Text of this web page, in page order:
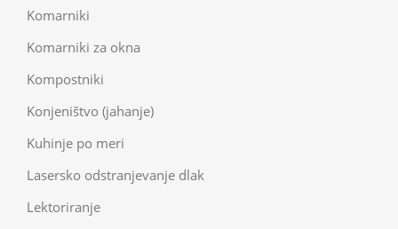
Komarniki
Komarniki za okna
Kompostniki
Konjeništvo (jahanje)
Kuhinje po meri
Lasersko odstranjevanje dlak
Lektoriranje